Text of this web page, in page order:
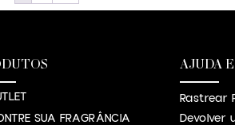
SUA FRAGRÂNCIA
AJUDA
Rastrear
Devolver